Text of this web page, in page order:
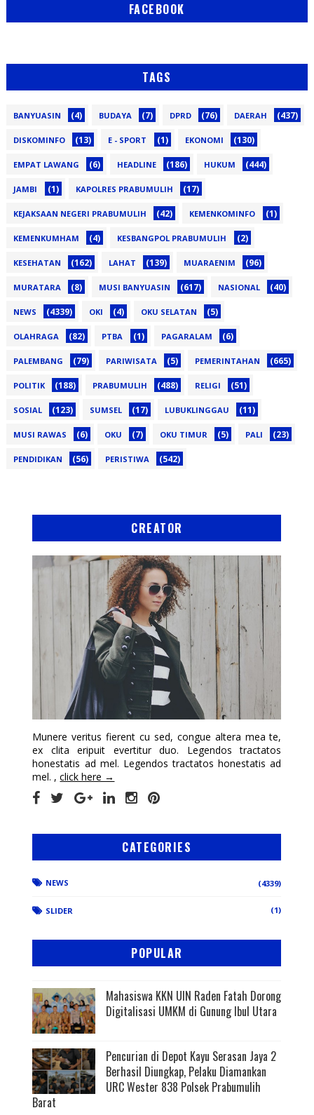
FACEBOOK
TAGS
BANYUASIN (4) BUDAYA (7) DPRD (76) DAERAH (437)
DISKOMINFO (13) E - SPORT (1) EKONOMI (130)
EMPAT LAWANG (6) HEADLINE (186) HUKUM (444)
JAMBI (1) KAPOLRES PRABUMULIH (17)
KEJAKSAAN NEGERI PRABUMULIH (42) KEMENKOMINFO (1)
KEMENKUMHAM (4) KESBANGPOL PRABUMULIH (2)
KESEHATAN (162) LAHAT (139) MUARAENIM (96)
MURATARA (8) MUSI BANYUASIN (617) NASIONAL (40)
NEWS (4339) OKI (4) OKU SELATAN (5)
OLAHRAGA (82) PTBA (1) PAGARALAM (6)
PALEMBANG (79) PARIWISATA (5) PEMERINTAHAN (665)
POLITIK (188) PRABUMULIH (488) RELIGI (51)
SOSIAL (123) SUMSEL (17) LUBUKLINGGAU (11)
MUSI RAWAS (6) OKU (7) OKU TIMUR (5) PALI (23)
PENDIDIKAN (56) PERISTIWA (542)
CREATOR
Munere veritus fierent cu sed, congue altera mea te,
ex clita eripuit evertitur duo. Legendos tractatos
honestatis ad mel. Legendos tractatos honestatis ad
mel. ,click here →
CATEGORIES
NEWS (4339)
SLIDER (1)
POPULAR
Mahasiswa KKN UIN Raden Fatah Dorong
Digitalisasi UMKM di Gunung Ibul Utara
Pencurian di Depot Kayu Serasan Jaya 2
Berhasil Diungkap, Pelaku Diamankan
URC Wester 838 Polsek Prabumulih
Barat